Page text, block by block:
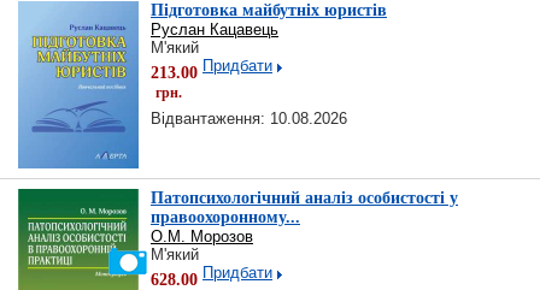
Підготовка майбутніх юристів
Руслан Кацавець
М'який
213.00
грн.
Придбати
Відвантаження: 10.08.2026
Патопсихологічний аналіз особистості у
правоохоронному...
О.М. Морозов
М'який
628.00 Придбати